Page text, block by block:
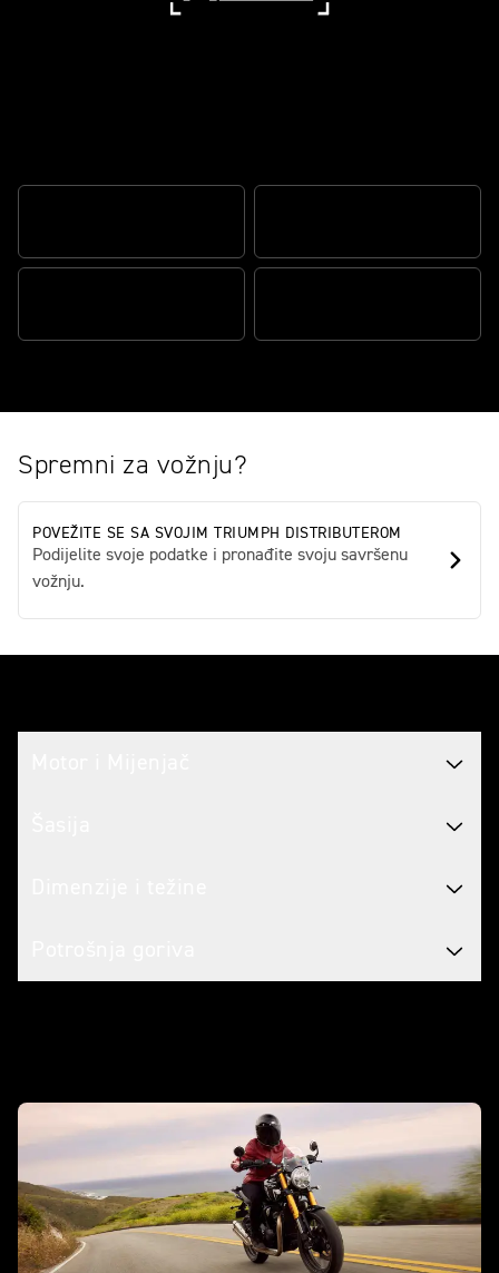
Spremni za vožnju?
POVEŽITE SE SA SVOJIM TRIUMPH DISTRIBUTEROM
Podijelite svoje podatke i pronađite svoju savršenu
vožnju.